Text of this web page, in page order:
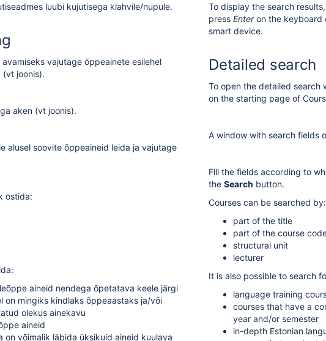
luubi kujutisega klahvile/nupule.
vajutage õppeainete esilehel
(vt joonis).
aken (vt joonis).
alusel soovite õppeaineid leida ja vajutage
ostida:
aineid nendega õpetatava keele järgi
on mingiks kindlaks õppeaastaks ja/või
olekus ainekavu
aineid
on võimalik läbida üksikuid aineid kuulava
To display the search
press Enteron the keyboard
smart device.
Detailed search
To open the detailed search
on the starting page of
A window with search fields
Fill the fields according to
the Search button.
Courses can be searched by:
part of the title
part of the course
structural unit
lecturer
It is also possible to search
language training
courses that have a
year and/or semester
in-depth Estonian